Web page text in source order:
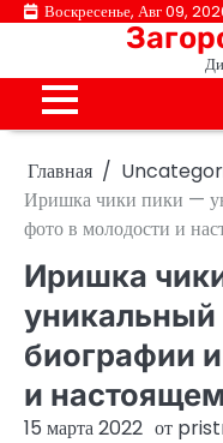
ПерейтиВоскресенье, Авг 09,
Главная
Иришка чики пики —
фото в молодости и
Иришка
уникальный
биографии
и настоящем
15 марта 2022 от